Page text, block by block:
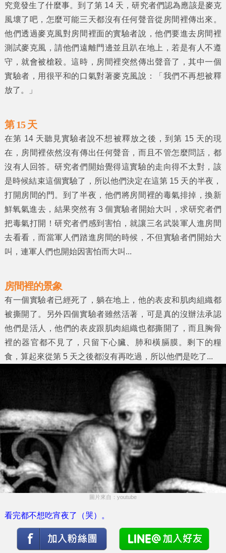
究竟發生了什麼事。到了第 14 天，研究者們認為應該是麥克
風壞了吧，怎麼可能三天都沒有任何聲音從房間裡傳出來。
他們透過麥克風對房間裡面的實驗者說，他們要進去房間裡
測試麥克風，請他們遠離門邊並且趴在地上，若是有人不遵
守，就會被槍殺。這時，房間裡突然傳出聲音了，其中一個
實驗者，用很平和的口氣對著麥克風說：「我們不再想被釋
放了。」
第 15 天
在第 14 天聽見實驗者說不想被釋放之後，到第 15 天的現
在，房間裡依然沒有傳出任何聲音，而且不管怎麼問話，都
沒有人回答。研究者們開始覺得這實驗的走向得不太對，該
是時候結束這個實驗了，所以他們決定在這第 15 天的半夜，
打開房間的門。到了半夜，他們將房間裡的毒氣排掉，換新
鮮氧氣進去，結果突然有 3 個實驗者開始大叫，求研究者們
把毒氣打開！研究者們感到害怕，就讓三名武裝軍人進房間
去看看，而當軍人們踏進房間的時候，不但實驗者們開始大
叫，連軍人們也開始因害怕而大叫...
房間裡的景象
有一個實驗者已經死了，躺在地上，他的表皮和肌肉組織都
被撕開了。另外四個實驗者雖然活著，可是真的沒辦法承認
他們是活人，他們的表皮跟肌肉組織也都撕開了，而且胸骨
裡的器官都不見了，只留下心臟、肺和橫膈膜。剩下的糧
食，算起來從第 5 天之後都沒有再吃過，所以他們是吃了...
圖片來自：youtube
看完都不想吃宵夜了（哭）。